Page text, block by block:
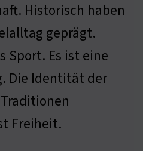
Historisch haben
geprägt.
Sport. Es ist eine
Die Identität der
Freiheit.